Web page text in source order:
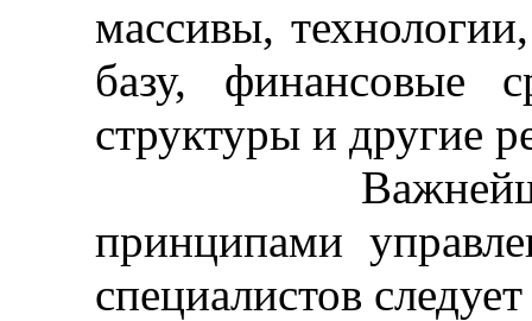
массивы,
базу, финансовые
структуры и другие
Важнейшими
принципами
специалистов